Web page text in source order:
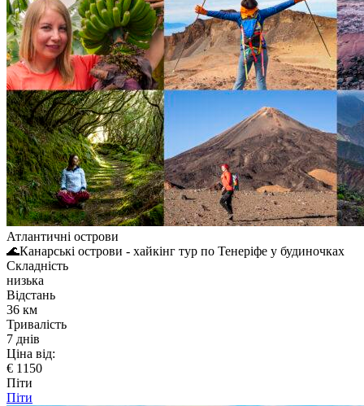
Атлантичні острови
🌊Канарські острови - хайкінг тур по Тенеріфе у будиночках
Складність
низька
Відстань
36 км
Тривалість
7 днів
Ціна від:
€ 1150
Піти
Піти